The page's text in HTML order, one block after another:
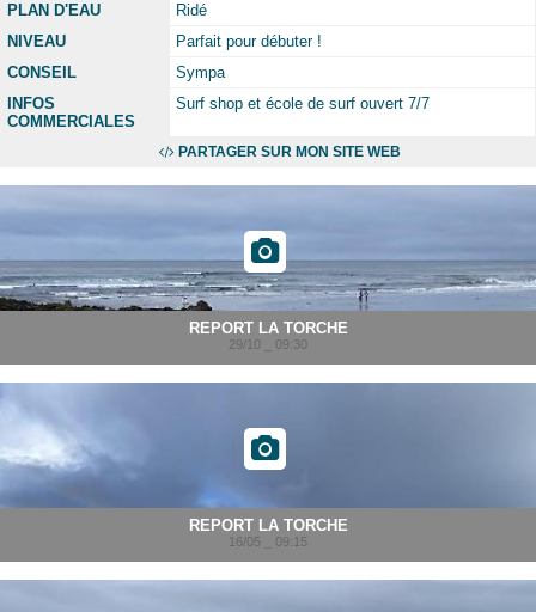
PLAN D'EAU
Ridé
NIVEAU
Parfait pour débuter !
CONSEIL
Sympa
INFOS
COMMERCIALES
Surf shop et école de surf ouvert 7/7
PARTAGER SUR MON SITE WEB
REPORT LA TORCHE
29/10 _ 09:30
REPORT LA TORCHE
16/05 _ 09:15